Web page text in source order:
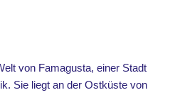
von Famagusta, einer Stadt
Sie liegt an der Ostküste von